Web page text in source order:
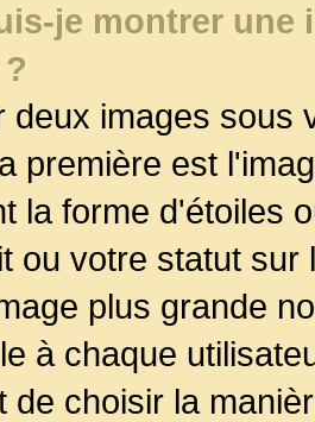
je montrer une
deux images sous
première est
la forme d'étoiles
ou votre statut
plus grande
à chaque
de choisir la